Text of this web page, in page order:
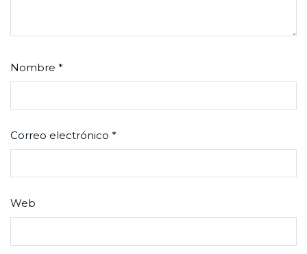
Nombre *
Correo electrónico *
Web